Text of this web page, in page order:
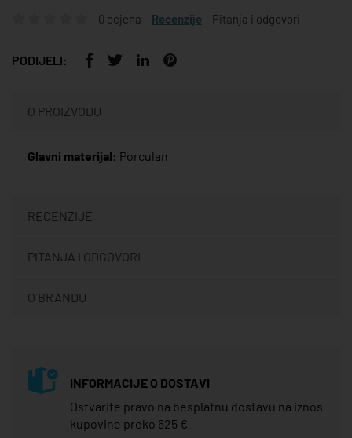
0 ocjena Recenzije Pitanja i odgovori
PODIJELI:
O PROIZVODU
Glavni materijal: Porculan
RECENZIJE
PITANJA I ODGOVORI
O BRANDU
INFORMACIJE O DOSTAVI
Ostvarite pravo na besplatnu dostavu na iznos
kupovine preko 625 €